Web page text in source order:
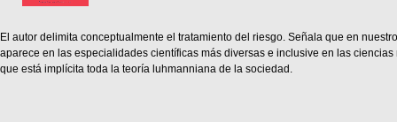
El autor delimita conceptualmente el tratamiento del riesgo. Señala que en
aparece en las especialidades científicas más diversas e inclusive en las
que está implícita toda la teoría luhmanniana de la sociedad.